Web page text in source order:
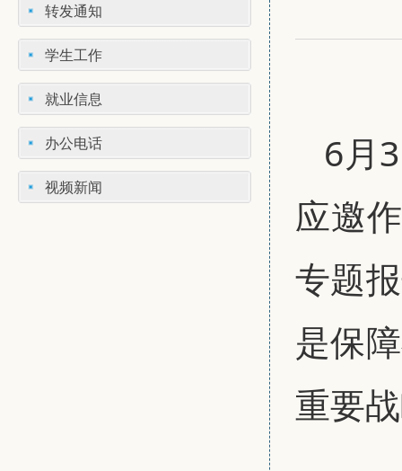
转发通知
学生工作
就业信息
办公电话
视频新闻
6月
应邀
专题
是保
重要